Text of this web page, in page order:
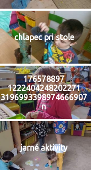
chlapec pri stole
176578897
1222404248202271
3196993398974666907
n
jarné aktivity